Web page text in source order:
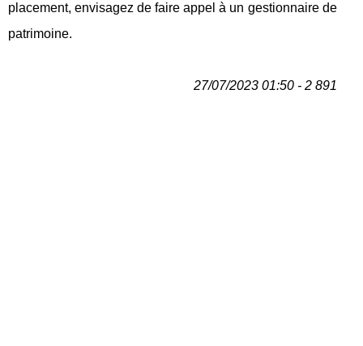
placement, envisagez de faire appel à un gestionnaire de
patrimoine.
27/07/2023 01:50 - 2 891